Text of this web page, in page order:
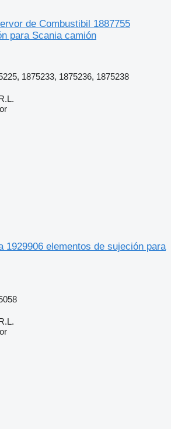
de Combustibil 1887755
para Scania camión
1875233, 1875236, 1875238
1929906 elementos de sujeción para